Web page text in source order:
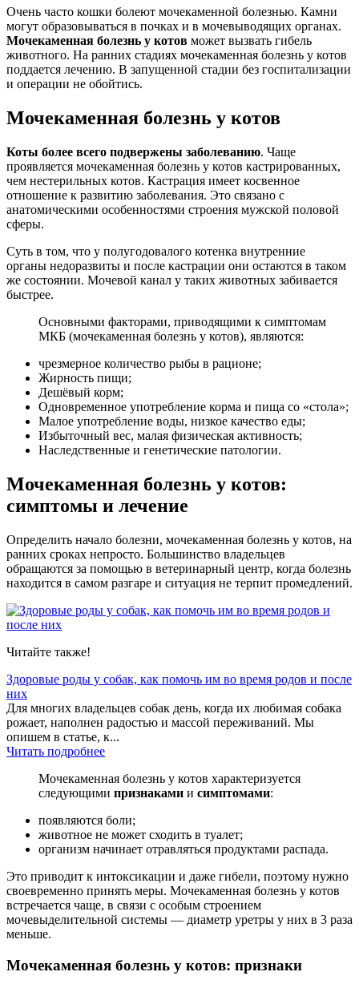
Очень часто кошки болеют мочекаменной болезнью. Камни
могут образовываться в почках и в мочевыводящих органах.
Мочекаменная болезнь у котов может вызвать гибель
животного. На ранних стадиях мочекаменная болезнь у котов
поддается лечению. В запущенной стадии без госпитализации
и операции не обойтись.
Мочекаменная болезнь у котов
Коты более всего подвержены заболеванию. Чаще
проявляется мочекаменная болезнь у котов кастрированных,
чем нестерильных котов. Кастрация имеет косвенное
отношение к развитию заболевания. Это связано с
анатомическими особенностями строения мужской половой
сферы.
Суть в том, что у полугодовалого котенка внутренние
органы недоразвиты и после кастрации они остаются в таком
же состоянии. Мочевой канал у таких животных забивается
быстрее.
Основными факторами, приводящими к симптомам
МКБ (мочекаменная болезнь у котов), являются:
чрезмерное количество рыбы в рационе;
Жирность пищи;
Дешёвый корм;
Одновременное употребление корма и пища со «стола»;
Малое употребление воды, низкое качество еды;
Избыточный вес, малая физическая активность;
Наследственные и генетические патологии.
Мочекаменная болезнь у котов:
симптомы и лечение
Определить начало болезни, мочекаменная болезнь у котов, на
ранних сроках непросто. Большинство владельцев
обращаются за помощью в ветеринарный центр, когда болезнь
находится в самом разгаре и ситуация не терпит промедлений.
Читайте также!
Здоровые роды у собак, как помочь им во время родов и после
них
Для многих владельцев собак день, когда их любимая собака
рожает, наполнен радостью и массой переживаний. Мы
опишем в статье, к...
Читать подробнее
Мочекаменная болезнь у котов характеризуется
следующими признаками и симптомами:
появляются боли;
животное не может сходить в туалет;
организм начинает отравляться продуктами распада.
Это приводит к интоксикации и даже гибели, поэтому нужно
своевременно принять меры. Мочекаменная болезнь у котов
встречается чаще, в связи с особым строением
мочевыделительной системы — диаметр уретры у них в 3 раза
меньше.
Мочекаменная болезнь у котов: признаки